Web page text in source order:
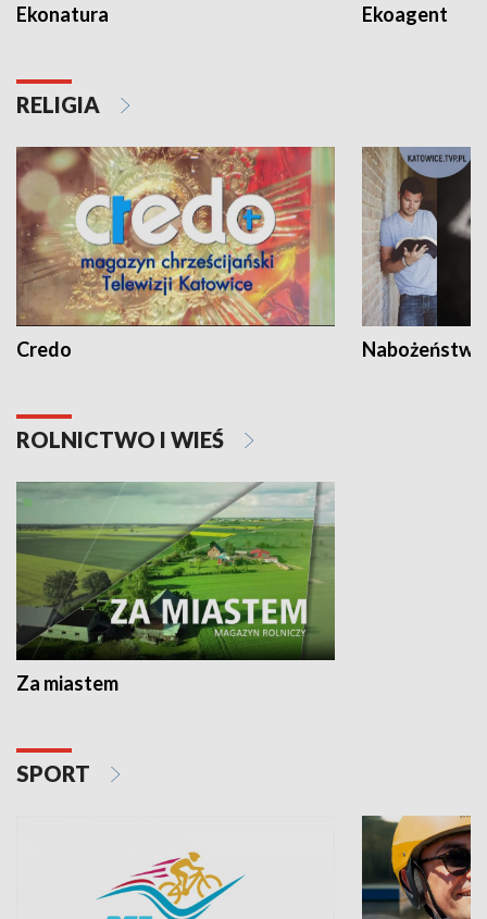
Ekonatura Ekoagent
RELIGIA
Credo
ROLNICTWO I WIEŚ
Za miastem
SPORT